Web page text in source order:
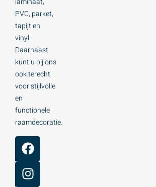
PVC, parket,
tapijt en
vinyl.
Daarnaast
kunt u bij ons
ook terecht
voor stijlvolle
en
functionele
raamdecoratie.